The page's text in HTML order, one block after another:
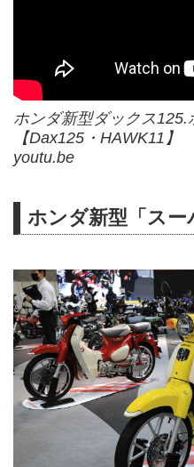
ホンダ新型ダックス125.
【Dax125・HAWK11】
youtu.be
ホンダ新型「スー